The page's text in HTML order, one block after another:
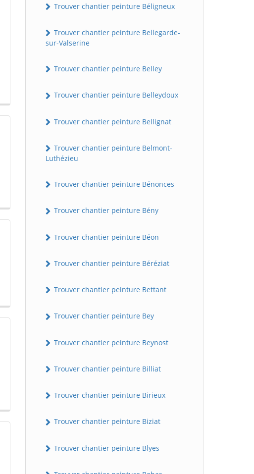
Trouver chantier peinture Béligneux
Trouver chantier peinture Bellegarde-
sur-Valserine
Trouver chantier peinture Belley
Trouver chantier peinture Belleydoux
Trouver chantier peinture Bellignat
Trouver chantier peinture Belmont-
Luthézieu
Trouver chantier peinture Bénonces
Trouver chantier peinture Bény
Trouver chantier peinture Béon
Trouver chantier peinture Béréziat
Trouver chantier peinture Bettant
Trouver chantier peinture Bey
Trouver chantier peinture Beynost
Trouver chantier peinture Billiat
Trouver chantier peinture Birieux
Trouver chantier peinture Biziat
Trouver chantier peinture Blyes